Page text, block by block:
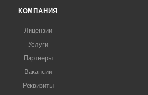
КОМПАНИЯ
Лицензии
Услуги
Партнеры
Вакансии
Реквизиты